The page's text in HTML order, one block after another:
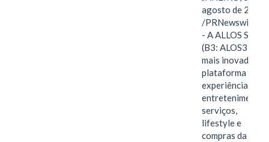
agosto de 2026
/PRNewswire/ -
- A ALLOS S.A.
(B3: ALOS3), a
mais inovadora
plataforma de
experiências,
entretenimento,
serviços,
lifestyle e
compras da